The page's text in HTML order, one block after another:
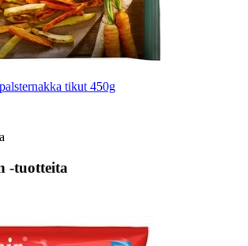
tikut 450g
-tuotteita